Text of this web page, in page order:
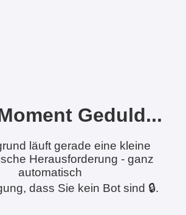
Geduld...
läuft gerade eine kleine
Herausforderung - ganz
automatisch
dass Sie kein Bot sind 🔒.